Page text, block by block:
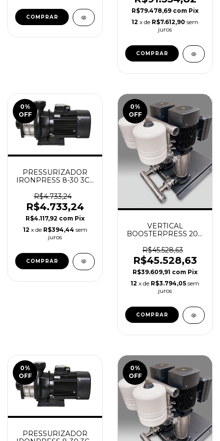
R$79.478,69 com Pix
12 x de R$7.612,90 sem
juros
0%
OFF
PRESSURIZADOR
IRONPRESS 8-30 3CV
R$4.733,24
R$4.733,24
R$4.117,92 com Pix
12 x de R$394,44 sem
juros
0%
OFF
VERTICAL
BOOSTERPRESS 205-
5.4CV 98MCA -
ORBITEC
R$45.528,63
R$45.528,63
R$39.609,91 com Pix
12 x de R$3.794,05 sem
juros
0%
OFF
PRESSURIZADOR
0%
OFF